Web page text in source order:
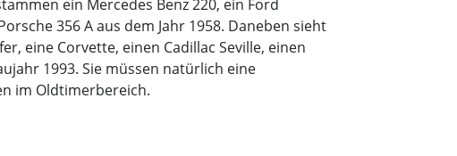
ein Mercedes Benz 220, ein Ford
356 A aus dem Jahr 1958. Daneben sieht
eine Corvette, einen Cadillac Seville, einen
1993. Sie müssen natürlich eine
im Oldtimerbereich.